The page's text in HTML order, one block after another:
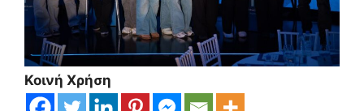
Κοινή Χρήση